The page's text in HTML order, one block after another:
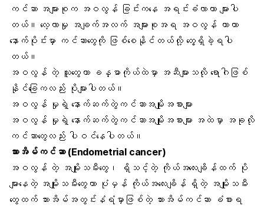
ကင်ဆာ အများစုက အဝလွန် ခြင်းကနေ အရင်းခံလာတာ များပါ
တယ်။ လေ့လာမှု အချက်အလက် အများစုအရ အဝလွန် တာဟာ
နောက်ပိုင်းမှာ ကင်ဆာတွေကို ဖြစ်စေနိုင်တယ်လို့ တွေ့ရှိခဲ့ရပါ
တယ်။
အဝလွန် တဲ့ သူတွေဟာ ခန္ဓာကိုယ်ထဲမှာ အဆီများ သလို ရောဂါဖြစ်
နိုင်ခြေကလည်း ပိုများပါတယ်။
အဝလွန် မှုရဲ့ နောက်ဆက်တွဲကင်ဆာအမျိုးအစားများ
အဝလွန် မှုရဲ့ နောက်ဆက်တွဲကင်ဆာအမျိုးအစားများ အထဲမှာ အခုလို
ကင်ဆာတွေလည်း ပါဝင်နေပါတယ်။
သားအိမ်ကင်ဆာ (Endometrial cancer)
အဝလွန် တဲ့ အမျိုးသမီးတွေ၊ ရှိသင့်တဲ့ ကိုယ်အလေးချိန်ထက် ပို
များနေတဲ့ အမျိုးသမီးတွေဟာ ပုံမှန် ကိုယ်အလေးချိန် ရှိတဲ့ အမျိုးသမီး
တွေထက် သားအိမ်အတွင်းနံရံမှာဖြစ်တဲ့ သားအိမ်ကင်ဆာ ခံစားရ